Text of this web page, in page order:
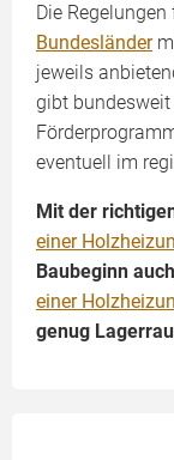
Die
Bundesländer
jeweils
gibt
eventuell im
Mit der
einer
Baubeginn
einer
genug